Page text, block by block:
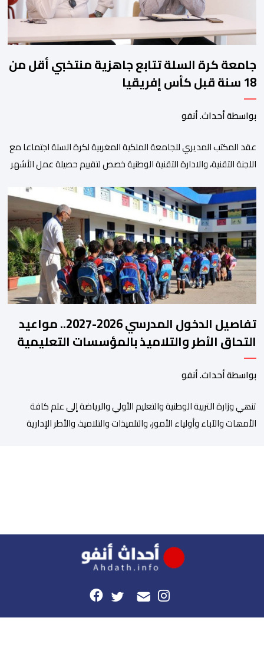
جامعة كرة السلة تتابع جاهزية منتخبي أقل من
18 سنة قبل كأس إفريقيا
بواسطة أحداث. أنفو
عقد المكتب المديري للجامعة الملكية المغربية لكرة السلة اجتماعا مع
اللجنة التقنية، والادارة التقنية الوطنية خصص لتقييم حصيلة عمل الأشهر
المنتخبات الوطنية خلال الفترة الأخيرة. وشهد الاجتماع تقديم عرض
مفصل حول مشاركة المنتخبين الوطنيين لأقل من 18 سنة، إناثا وذكورا،
من طرف اللجنة التقنية التي واكبت كل […]
تفاصيل الدخول المدرسي 2026-2027.. مواعيد
التحاق الأطر والتلاميذ بالمؤسسات التعليمية
بواسطة أحداث. أنفو
تنھي وزارة التربیة الوطنیة والتعلیم الأولي والریاضة إلى علم كافة
الأمھات والآباء وأولیاء الأمور، والتلمیذات والتلامیذ، والأطر الإداریة